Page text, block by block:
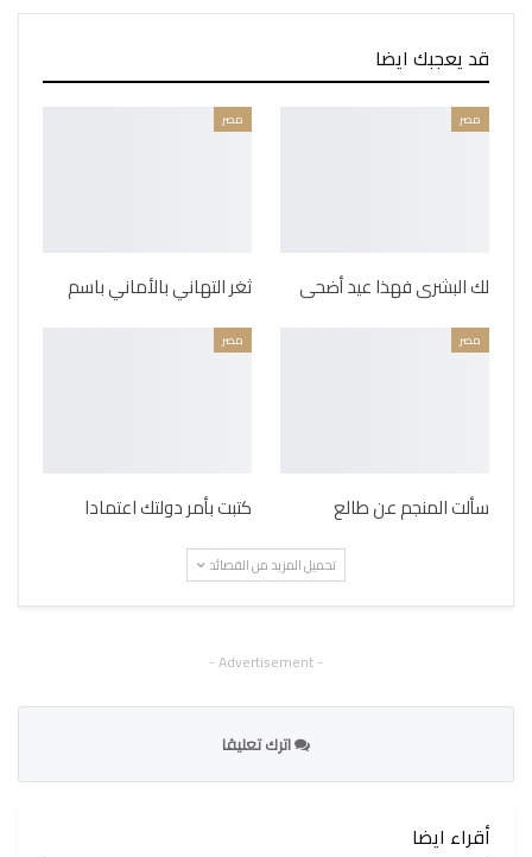
قد يعجبك ايضا
مصر
لك البشرى فهذا عيد أضحى
مصر
ثغر التهاني بالأماني باسم
مصر
سألت المنجم عن طالع
مصر
كتبت بأمر دولتك اعتمادا
تحميل المزيد من القصائد
- Advertisement -
اترك تعليقا
أقراء ايضا